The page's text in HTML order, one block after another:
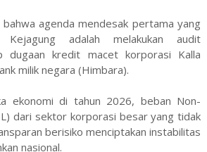
agenda mendesak pertama yang
Kejagung adalah melakukan audit
dugaan kredit macet korporasi Kalla
milik negara (Himbara).
ekonomi di tahun 2026, beban Non-
dari sektor korporasi besar yang tidak
berisiko menciptakan instabilitas
nasional.